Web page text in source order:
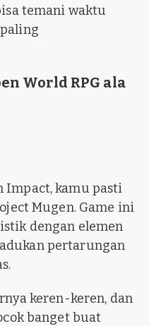
temani waktu
World RPG ala
Impact, kamu pasti
Mugen. Game ini
dengan elemen
pertarungan
keren-keren, dan
banget buat